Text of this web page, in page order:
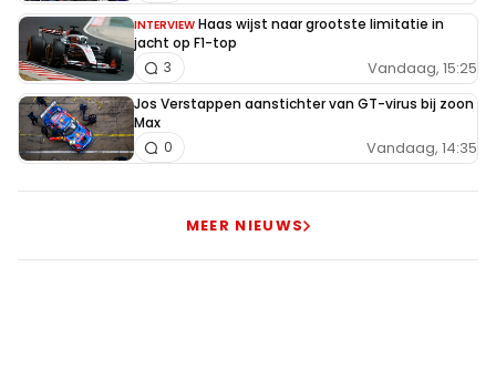
INTERVIEW Haas wijst naar grootste limitatie in
jacht op F1-top
Vandaag, 15:25
3
Jos Verstappen aanstichter van GT-virus bij zoon
Max
Vandaag, 14:35
0
MEER NIEUWS